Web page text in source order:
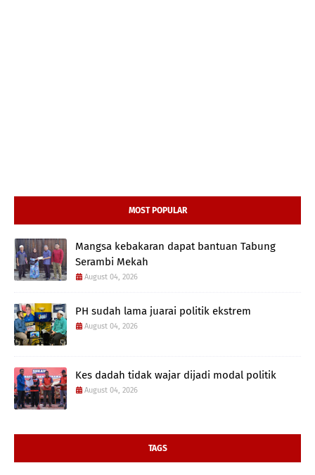
MOST POPULAR
Mangsa kebakaran dapat bantuan Tabung
Serambi Mekah
August 04, 2026
PH sudah lama juarai politik ekstrem
August 04, 2026
Kes dadah tidak wajar dijadi modal politik
August 04, 2026
TAGS